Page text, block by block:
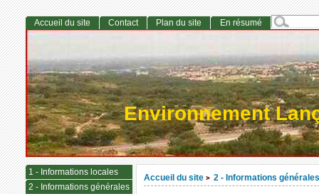
Environnement
Accueil du site > 2 - Informations générales
Accueil du site Contact Plan du site En résumé
1 - Informations locales
2 - Informations générales